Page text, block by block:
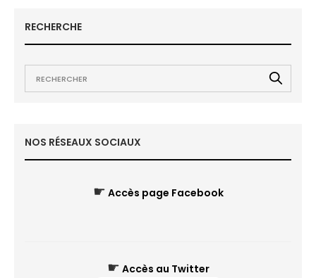
RECHERCHE
NOS RÉSEAUX SOCIAUX
☛ Accès page Facebook
☛ Accès au Twitter